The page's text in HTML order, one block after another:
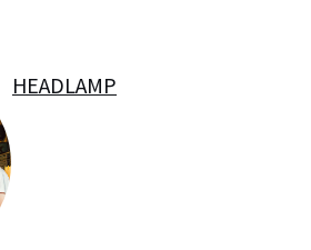
HEADLAMP